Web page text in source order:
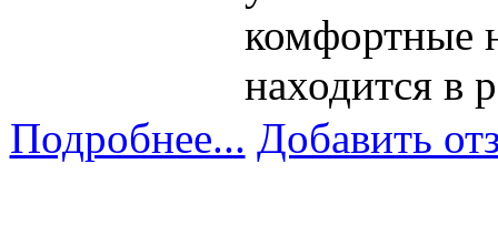
комфортные
находится в
Подробнее... Добавить